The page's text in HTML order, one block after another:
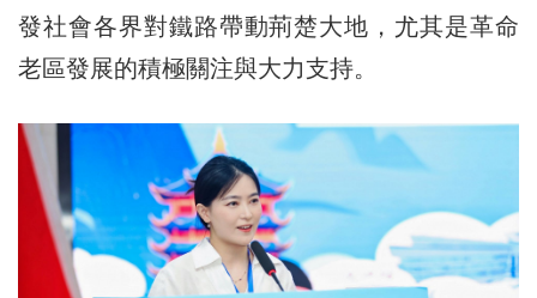
發社會各界對鐵路帶動荊楚大地，尤其是革命
老區發展的積極關注與大力支持。